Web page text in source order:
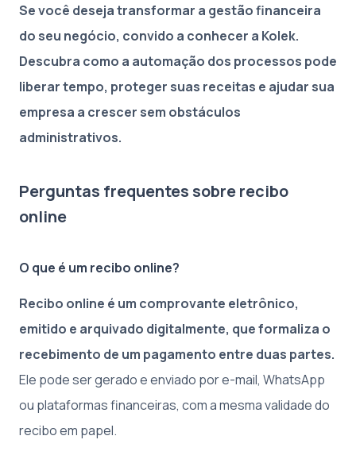
Se você deseja transformar a gestão financeira
do seu negócio, convido a conhecer a Kolek.
Descubra como a automação dos processos pode
liberar tempo, proteger suas receitas e ajudar sua
empresa a crescer sem obstáculos
administrativos.
Perguntas frequentes sobre recibo
online
O que é um recibo online?
Recibo online é um comprovante eletrônico,
emitido e arquivado digitalmente, que formaliza o
recebimento de um pagamento entre duas partes.
Ele pode ser gerado e enviado por e-mail, WhatsApp
ou plataformas financeiras, com a mesma validade do
recibo em papel.